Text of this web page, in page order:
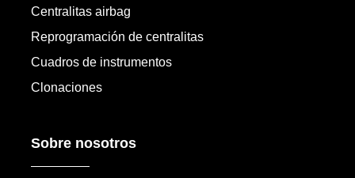
Centralitas airbag
Reprogramación de centralitas
Cuadros de instrumentos
Clonaciones
Sobre nosotros